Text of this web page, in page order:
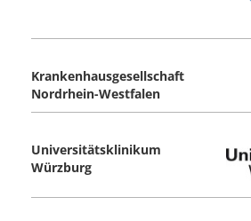
Krankenhausgesellschaft
Nordrhein-Westfalen
Universitätsklinikum
Würzburg